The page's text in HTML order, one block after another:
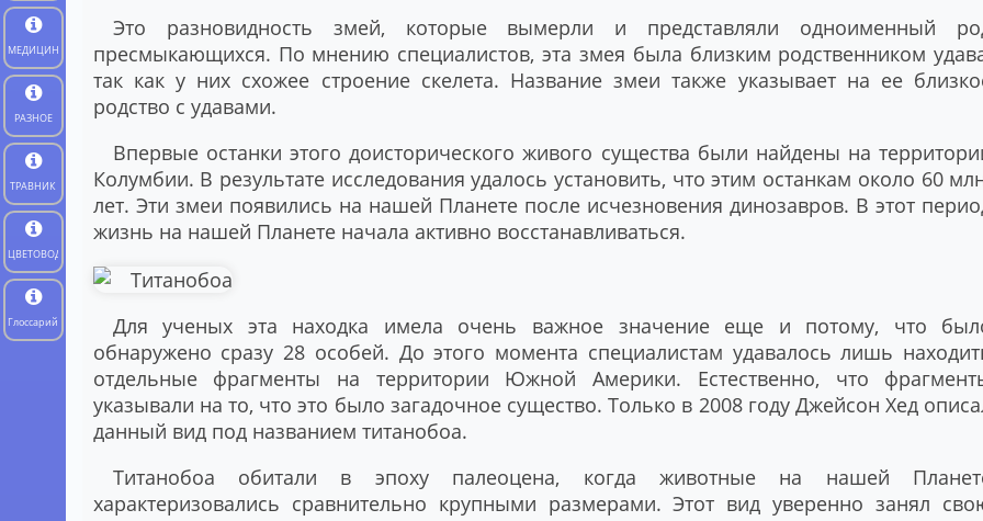
БИОЛОГИЯ
МЕДИЦИНА
РАЗНОЕ
ТРАВНИК
ЦВЕТОВОД
Глоссарий
Это разновидность змей, которые вымерли и представляли одноименный
пресмыкающихся. По мнению специалистов, эта змея была близким родственником
так как у них схожее строение скелета. Название змеи также указывает на ее
родство с удавами.
Впервые останки этого доисторического живого существа были найдены на
Колумбии. В результате исследования удалось установить, что этим останкам около 60
лет. Эти змеи появились на нашей Планете после исчезновения динозавров. В этот
жизнь на нашей Планете начала активно восстанавливаться.
Для ученых эта находка имела очень важное значение еще и потому, что
обнаружено сразу 28 особей. До этого момента специалистам удавалось лишь
отдельные фрагменты на территории Южной Америки. Естественно, что
указывали на то, что это было загадочное существо. Только в 2008 году Джейсон Хед
данный вид под названием титанобоа.
Титанобоа обитали в эпоху палеоцена, когда животные на нашей
характеризовались сравнительно крупными размерами. Этот вид уверенно занял